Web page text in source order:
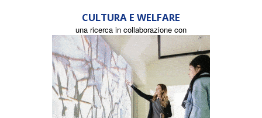
CULTURA E WELFARE
una ricerca in collaborazione con